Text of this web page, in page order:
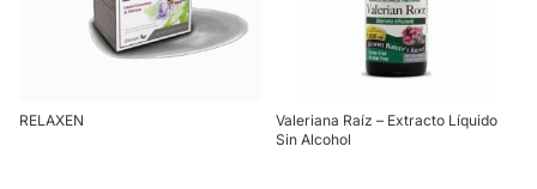
RELAXEN
Valeriana Raíz – Extracto Líquido
Sin Alcohol